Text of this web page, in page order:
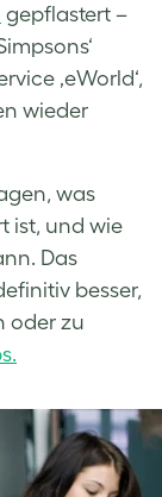
gepflastert –
‚eWorld‘,
wieder
was
ist, und wie
Das
besser,
oder zu